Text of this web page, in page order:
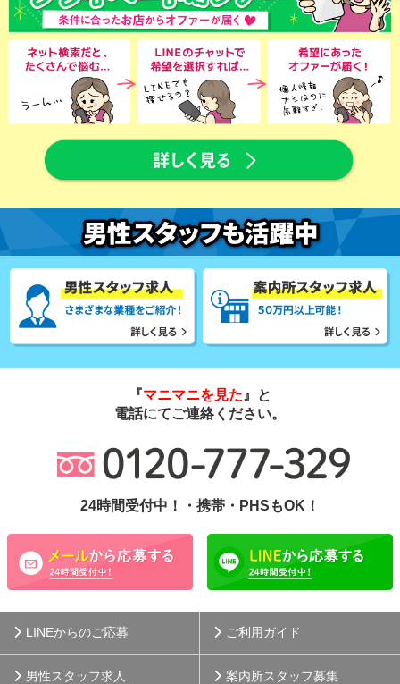
『 マニマニを見た』と
電話にてご連絡ください。
24時間受付中！・携帯・PHSもOK！
LINEからのご応募 ご利用ガイド
男性スタッフ求人 案内所スタッフ募集